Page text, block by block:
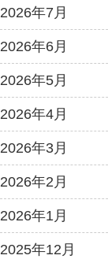
2026年7月
2026年6月
2026年5月
2026年4月
2026年3月
2026年2月
2026年1月
2025年12月